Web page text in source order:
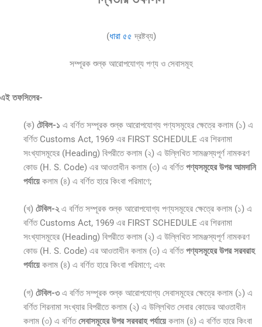
(ধারা ৫৫ দ্রষ্টব্য)
সম্পূরক শুল্ক আরোপযোগ্য পণ্য ও সেবাসমূহ
এই তফসিলের-
(ক) টেবিল-১ এ বর্ণিত সম্পূরক শুল্ক আরোপযোগ্য পণ্যসমূহের ক্ষেত্রে কলাম (১) এ
বর্ণিত Customs Act, 1969 এর FIRST SCHEDULE এর শিরনামা
সংখ্যাসমূহের (Heading) বিপরীতে কলাম (২) এ উল্লিখিত সামঞ্জস্যপূর্ণ নামকরণ
কোড (H. S. Code) এর আওতাধীন কলাম (৩) এ বর্ণিতপণ্যসমূহের উপর আমদানি
পর্যায়ে কলাম (৪) এ বর্ণিত হারে কিংবা পরিমাণে;
(খ) টেবিল-২এ বর্ণিত সম্পূরক শুল্ক আরোপযোগ্য পণ্যসমূহের ক্ষেত্রে কলাম (১) এ
বর্ণিত Customs Act, 1969 এর FIRST SCHEDULE এর শিরনামা
সংখ্যাসমূহের (Heading) বিপরীতে কলাম (২) এ উল্লিখিত সামঞ্জস্যপূর্ণ নামকরণ
কোড (H. S. Code) এর আওতাধীন কলাম (৩) এ বর্ণিতপণ্যসমূহের উপর সরবরাহ
পর্যায়ে কলাম (৪) এ বর্ণিত হারে কিংবা পরিমাণে; এবং
(গ) টেবিল-৩ এ বর্ণিত সম্পূরক শুল্ক আরোপযোগ্য সেবাসমূহের ক্ষেত্রে কলাম (১) এ
বর্ণিত শিরনামা সংখ্যার বিপরীতে কলাম (২) এ উল্লিখিত সেবার কোডের আওতাধীন
কলাম (৩) এ বর্ণিতসেবাসমূহের উপর সরবরাহ পর্যায়ে কলাম (৪) এ বর্ণিত হারে কিংবা